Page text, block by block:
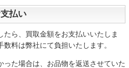
払い
ら、買取金額をお支払いいたしま
料は弊社にて負担いたします。
った場合は、お品物を返送させていた